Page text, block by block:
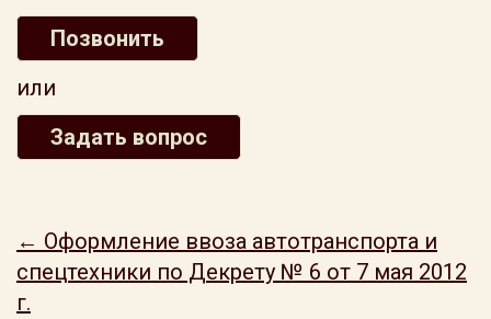
Позвонить
или
Задать вопрос
← Оформление ввоза автотранспорта и
спецтехники по Декрету № 6 от 7 мая 2012
г.